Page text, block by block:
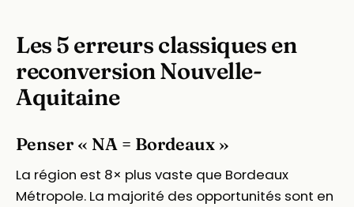
Les 5 erreurs classiques en
reconversion Nouvelle-
Aquitaine
Penser « NA = Bordeaux »
La région est 8× plus vaste que Bordeaux
Métropole. La majorité des opportunités sont en